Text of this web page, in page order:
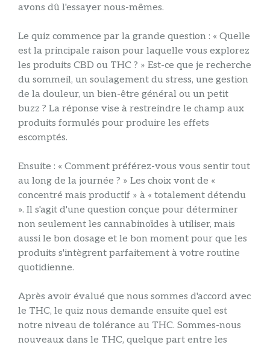
avons dû l'essayer nous-mêmes.
Le quiz commence par la grande question : « Quelle
est la principale raison pour laquelle vous explorez
les produits CBD ou THC ? » Est-ce que je recherche
du sommeil, un soulagement du stress, une gestion
de la douleur, un bien-être général ou un petit
buzz ? La réponse vise à restreindre le champ aux
produits formulés pour produire les effets
escomptés.
Ensuite : « Comment préférez-vous vous sentir tout
au long de la journée ? » Les choix vont de «
concentré mais productif » à « totalement détendu
». Il s'agit d'une question conçue pour déterminer
non seulement les cannabinoïdes à utiliser, mais
aussi le bon dosage et le bon moment pour que les
produits s'intègrent parfaitement à votre routine
quotidienne.
Après avoir évalué que nous sommes d'accord avec
le THC, le quiz nous demande ensuite quel est
notre niveau de tolérance au THC. Sommes-nous
nouveaux dans le THC, quelque part entre les